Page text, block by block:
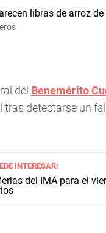
del Benemérito
tras detectarse un
INTERESAR:
del IMA para el